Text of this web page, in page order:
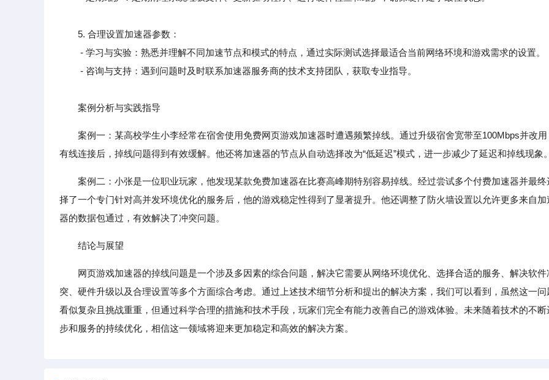
5. 合理设置加速器参数：
- 学习与实验：熟悉并理解不同加速节点和模式的特点，通过实际测试选择最适合当前网络环境和游戏需求的设置。
- 咨询与支持：遇到问题时及时联系加速器服务商的技术支持团队，获取专业指导。
案例分析与实践指导
案例一：某高校学生小李经常在宿舍使用免费网页游戏加速器时遭遇频繁掉线。通过升级宿舍宽带至100Mbps并改用
有线连接后，掉线问题得到有效缓解。他还将加速器的节点从自动选择改为“低延迟”模式，进一步减少了延迟和掉线现象。
案例二：小张是一位职业玩家，他发现某款免费加速器在比赛高峰期特别容易掉线。经过尝试多个付费加速器并最终
择了一个专门针对高并发环境优化的服务后，他的游戏稳定性得到了显著提升。他还调整了防火墙设置以允许更多来自加
器的数据包通过，有效解决了冲突问题。
结论与展望
网页游戏加速器的掉线问题是一个涉及多因素的综合问题，解决它需要从网络环境优化、选择合适的服务、解决软件
突、硬件升级以及合理设置等多个方面综合考虑。通过上述技术细节分析和提出的解决方案，我们可以看到，虽然这一问
看似复杂且挑战重重，但通过科学合理的措施和技术手段，玩家们完全有能力改善自己的游戏体验。未来随着技术的不断
步和服务的持续优化，相信这一领域将迎来更加稳定和高效的解决方案。